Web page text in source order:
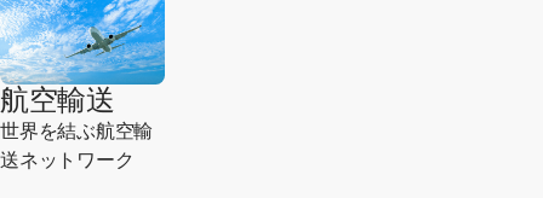
航空輸送
世界を結ぶ航空輸
送ネットワーク